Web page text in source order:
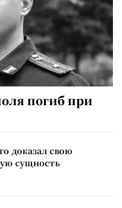
погиб при
доказал свою
сущность